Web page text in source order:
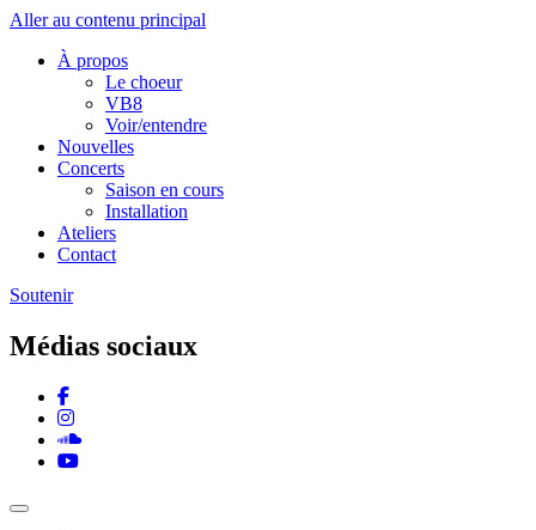
Aller au contenu principal
À propos
Le choeur
VB8
Voir/entendre
Nouvelles
Concerts
Saison en cours
Installation
Ateliers
Contact
Soutenir
Médias sociaux